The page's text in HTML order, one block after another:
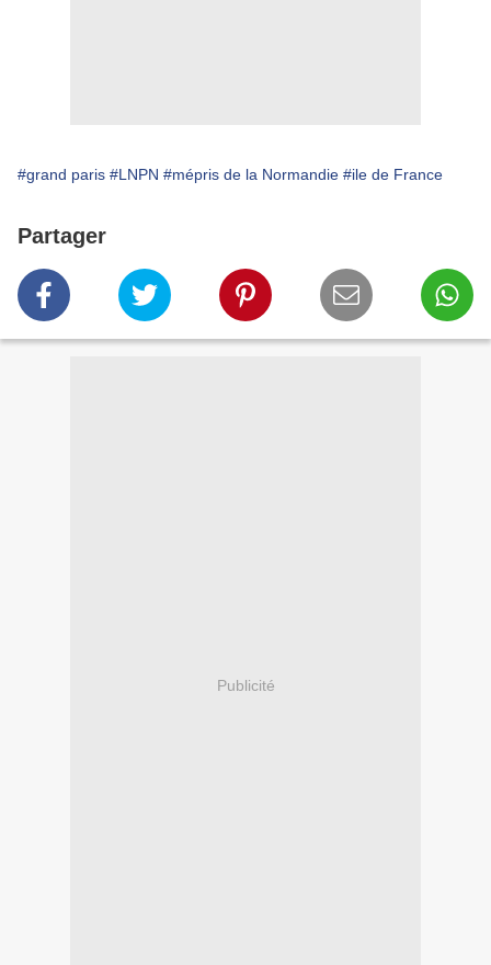
#grand paris #LNPN #mépris de la Normandie #ile de France
Partager
Publicité